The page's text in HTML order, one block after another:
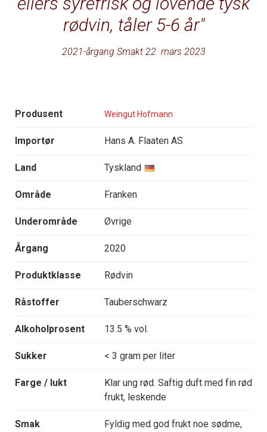
rødvin, tåler 5-6 år
2021-årgang Smakt 22. mars 2023
Produsent Weingut Hofmann
Importør Hans A. Flaaten AS
Land Tyskland
Område Franken
Underområde Øvrige
Årgang 2020
Produktklasse Rødvin
Råstoffer Tauberschwarz
Alkoholprosent 13.5 % vol.
Sukker < 3 gram per liter
Farge / lukt
Klar ung rød. Saftig duft med fin rød
frukt, leskende
Smak
Fyldig med god frukt noe sødme,